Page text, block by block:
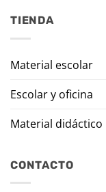
TIENDA
Material escolar
Escolar y oficina
Material didáctico
CONTACTO